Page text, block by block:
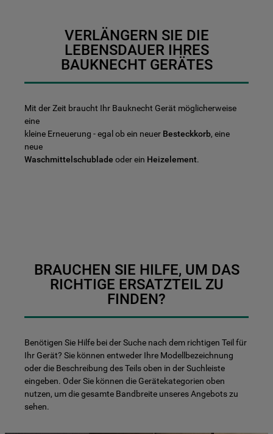
VERLÄNGERN SIE DIE
LEBENSDAUER IHRES
BAUKNECHT GERÄTES
Mit der Zeit braucht Ihr Bauknecht Gerät möglicherweise
eine
kleine Erneuerung - egal ob ein neuer Besteckkorb, eine
neue
Waschmittelschublade oder ein Heizelement.
BRAUCHEN SIE HILFE, UM DAS
RICHTIGE ERSATZTEIL ZU
FINDEN?
Benötigen Sie Hilfe bei der Suche nach dem richtigen Teil für
Ihr Gerät? Sie können entweder Ihre Modellbezeichnung
oder die Beschreibung des Teils oben in der Suchleiste
eingeben. Oder Sie können die Gerätekategorien oben
nutzen, um die gesamte Bandbreite unseres Angebots zu
sehen.